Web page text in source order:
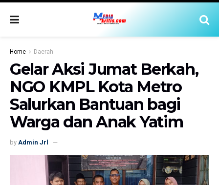
Home Daerah
Gelar Aksi Jumat Berkah,
NGO KMPL Kota Metro
Salurkan Bantuan bagi
Warga dan Anak Yatim
by Admin Jrl